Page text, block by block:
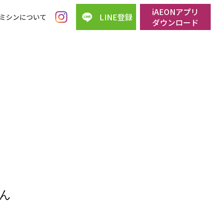
シンについて LINE登録
iAEONアプリ
ダウンロード